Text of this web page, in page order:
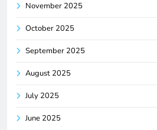
November 2025
October 2025
September 2025
August 2025
July 2025
June 2025